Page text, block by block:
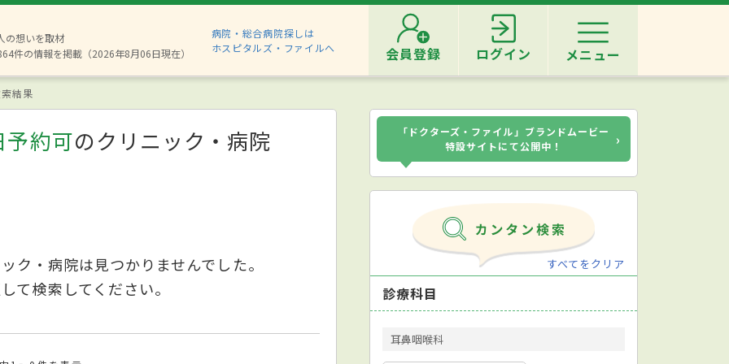
の想いを取材
件の情報を掲載（2026年8月06日現在）
病院・総合病院探しは
ホスピタルズ・ファイルへ
会員登録 ログイン メニュー
結果
約可のクリニック・病院
ク・病院は見つかりませんでした。
て検索してください。
「ドクターズ・ファイル」ブランドムービー
特設サイトにて公開中！
›
すべてをクリア
診療科目
耳鼻咽喉科